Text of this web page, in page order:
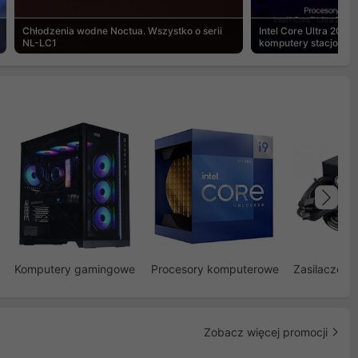
Chłodzenia wodne Noctua. Wszystko o serii
NL-LC1
Intel Core Ultra 200S
komputery
Komputery gamingowe Procesory komputerowe Zasilacze
Zobacz więcej promocji